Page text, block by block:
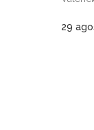
29